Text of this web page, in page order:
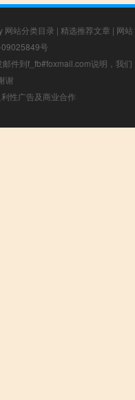
网站分类目录 | 精选推荐文章 | 网站
号
件到f_fb#foxmail.com说明，我们
谢
性广告及商业合作